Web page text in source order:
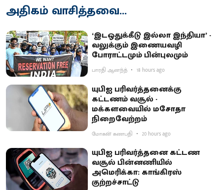
அதிகம் வாசித்தவை...
‘இடஒதுக்கீடு இல்லா இந்தியா’ -
வலுக்கும் இணையவழி
போராட்டமும் பின்புலமும்
பாரதி ஆனந்த் 18 hours ago
யுபிஐ பரிவர்த்தனைக்கு
கட்டணம் வசூல் -
மக்களவையில் மசோதா
நிறைவேற்றம்
மோகன் கணபதி 20 hours ago
யுபிஐ பரிவர்த்தனை கட்டண
வசூல் பின்னணியில்
அமெரிக்கா: காங்கிரஸ்
குற்றச்சாட்டு